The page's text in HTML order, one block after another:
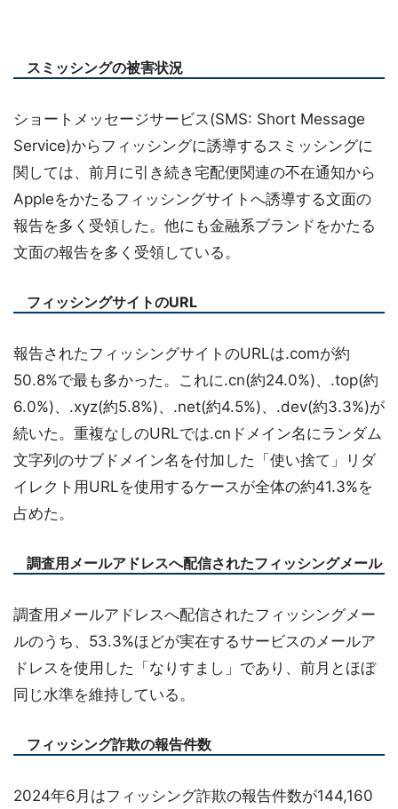
スミッシングの被害状況
ショートメッセージサービス(SMS: Short Message
Service)からフィッシングに誘導するスミッシングに
関しては、前月に引き続き宅配便関連の不在通知から
Appleをかたるフィッシングサイトへ誘導する文面の
報告を多く受領した。他にも金融系ブランドをかたる
文面の報告を多く受領している。
フィッシングサイトのURL
報告されたフィッシングサイトのURLは.comが約
50.8%で最も多かった。これに.cn(約24.0%)、.top(約
6.0%)、.xyz(約5.8%)、.net(約4.5%)、.dev(約3.3%)が
続いた。重複なしのURLでは.cnドメイン名にランダム
文字列のサブドメイン名を付加した「使い捨て」リダ
イレクト用URLを使用するケースが全体の約41.3%を
占めた。
調査用メールアドレスへ配信されたフィッシングメール
調査用メールアドレスへ配信されたフィッシングメー
ルのうち、53.3%ほどが実在するサービスのメールア
ドレスを使用した「なりすまし」であり、前月とほぼ
同じ水準を維持している。
フィッシング詐欺の報告件数
2024年6月はフィッシング詐欺の報告件数が144,160